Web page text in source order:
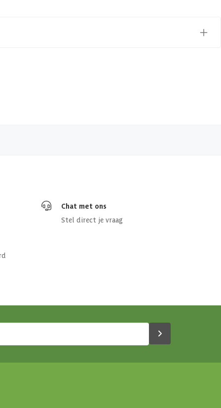
Chat met ons
Stel direct je vraag